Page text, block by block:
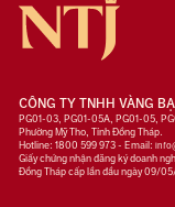
CÔNG TY TNHH VÀNG
PG01-03, PG01-05A, PG01-05,
Phường Mỹ Tho, Tỉnh Đồng Tháp.
Hotline: 1800 599 973 - Email:
Giấy chứng nhận đăng ký doanh
Đồng Tháp cấp lần đầu ngày 09/